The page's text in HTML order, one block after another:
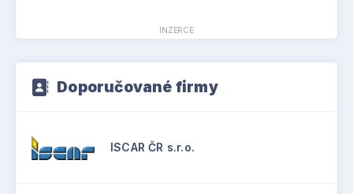
INZERCE
Doporučované firmy
ISCAR ČR s.r.o.